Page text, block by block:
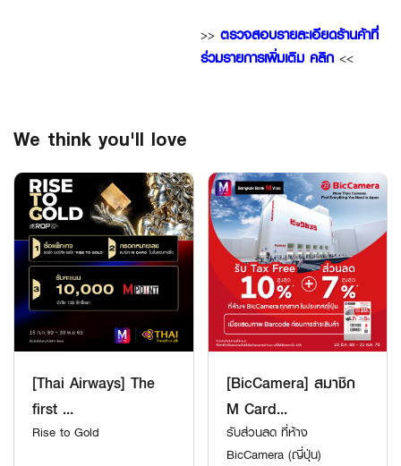
>> ตรวจสอบรายละเอียดร้านค้าที่
ร่วมรายการเพิ่มเติม คลิก <<
We think you'll love
[Thai Airways] The
first ...
Rise to Gold
[BicCamera] สมาชิก
M Card...
รับส่วนลด ที่ห้าง
BicCamera (ญี่ปุ่น)